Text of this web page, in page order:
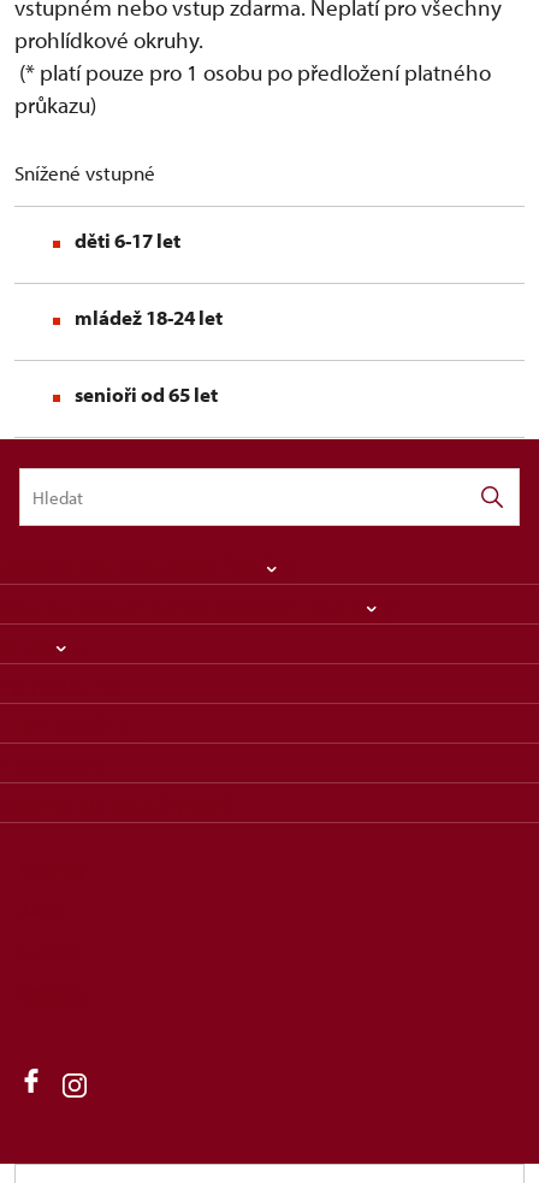
vstupném nebo vstup zdarma. Neplatí pro všechny
prohlídkové okruhy.
(* platí pouze pro 1 osobu po předložení platného
průkazu)
Snížené vstupné
děti 6-17 let
mládež 18-24 let
senioři od 65 let
držitelé průkazu ZTPa ZTP/P
INFORMACE PRO NÁVŠTĚVNÍKY
ONLINE VSTUPENKY A DÁRKOVÉ POUKAZY
O HRADU